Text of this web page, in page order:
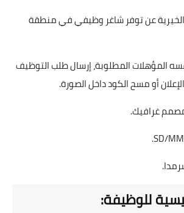
عن توفر شاغر وظيفي في منطقة
المؤهلات المطلوبة، إرسال طلب التوظيف
أو مسح الكود داخل الصورة.
غرافيك.
للوظيفة: